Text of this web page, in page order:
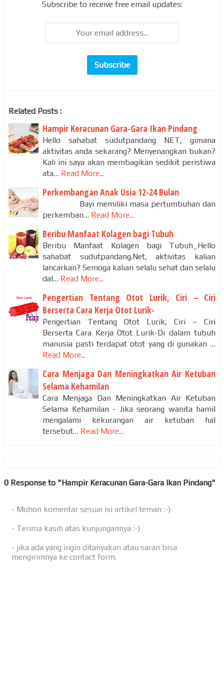
Subscribe to receive free email updates:
Related Posts :
Hampir Keracunan Gara-Gara Ikan Pindang
Hello sahabat sudutpandang NET, gimana
aktivitas anda sekarang? Menyenangkan bukan?
Kali ini saya akan membagikan sedikit peristiwa
ata… Read More...
Perkembangan Anak Usia 12-24 Bulan
Bayi memiliki masa pertumbuhan dan
perkemban… Read More...
Beribu Manfaat Kolagen bagi Tubuh
Beribu Manfaat Kolagen bagi Tubuh_Hello
sahabat sudutpandang.Net, aktivitas kalian
lancarkan? Semoga kalian selalu sehat dan selalu
dal… Read More...
Pengertian Tentang Otot Lurik, Ciri – Ciri
Berserta Cara Kerja Otot Lurik-
Pengertian Tentang Otot Lurik, Ciri – Ciri
Berserta Cara Kerja Otot Lurik-Di dalam tubuh
manusia pasti terdapat otot yang di gunakan …
Read More...
Cara Menjaga Dan Meningkatkan Air Ketuban
Selama Kehamilan
Cara Menjaga Dan Meningkatkan Air Ketuban
Selama Kehamilan - Jika seorang wanita hamil
mengalami kekurangan air ketuban hal
tersebut… Read More...
0 Response to "Hampir Keracunan Gara-Gara Ikan Pindang"
- Mohon komentar sesuai isi artikel teman :-)
- Terima kasih atas kunjungannya :-)
- jika ada yang ingin ditanyakan atau saran bisa
mengirimnya ke contact form.